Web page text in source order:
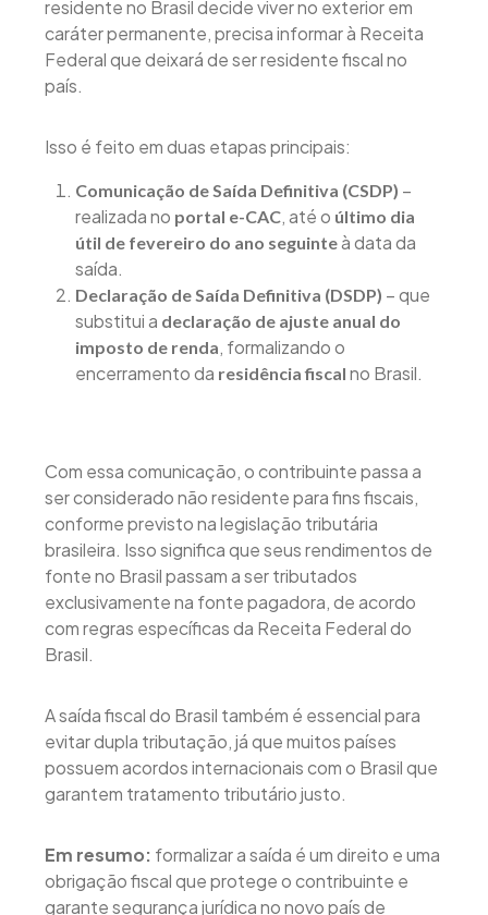
residente no Brasil decide viver no exterior em
caráter permanente, precisa informar à Receita
Federal que deixará de ser residente fiscal no
país.
Isso é feito em duas etapas principais:
Comunicação de Saída Definitiva (CSDP) –
realizada no portal e-CAC, até o último dia
útil de fevereiro do ano seguinteà data da
saída.
Declaração de Saída Definitiva (DSDP) – que
substitui a declaração de ajuste anual do
imposto de renda, formalizando o
encerramento da residência fiscal no Brasil.
Com essa comunicação, o contribuinte passa a
ser considerado não residente para fins fiscais,
conforme previsto na legislação tributária
brasileira. Isso significa que seus rendimentos de
fonte no Brasil passam a ser tributados
exclusivamente na fonte pagadora, de acordo
com regras específicas da Receita Federal do
Brasil.
A saída fiscal do Brasil também é essencial para
evitar dupla tributação, já que muitos países
possuem acordos internacionais com o Brasil que
garantem tratamento tributário justo.
Em resumo: formalizar a saída é um direito e uma
obrigação fiscal que protege o contribuinte e
garante segurança jurídica no novo país de